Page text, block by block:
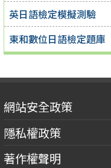
英日語檢定模擬測驗
東和數位日語檢定題庫
網站安全政策
隱私權政策
著作權聲明